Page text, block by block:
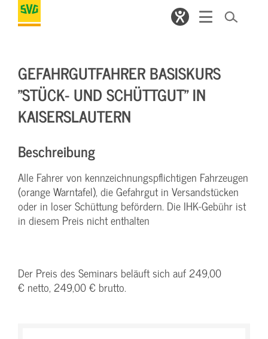
GEFAHRGUTFAHRER BASISKURS
"STÜCK- UND SCHÜTTGUT" IN
KAISERSLAUTERN
Beschreibung
Alle Fahrer von kennzeichnungspflichtigen Fahrzeugen
(orange Warntafel), die Gefahrgut in Versandstücken
oder in loser Schüttung befördern. Die IHK-Gebühr ist
in diesem Preis nicht enthalten
Der Preis des Seminars beläuft sich auf 249,00
€ netto, 249,00 € brutto.